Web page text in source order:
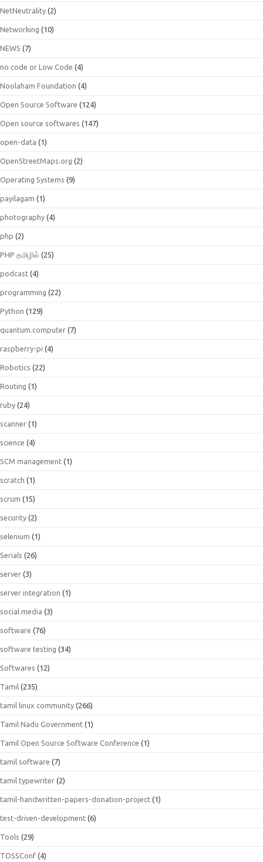
NetNeutrality (2)
Networking (10)
NEWS (7)
no code or Low Code (4)
Noolaham Foundation (4)
Open Source Software (124)
Open source softwares (147)
open-data (1)
OpenStreetMaps.org (2)
Operating Systems (9)
payilagam (1)
photography (4)
php (2)
PHP தமிழில் (25)
podcast (4)
programming (22)
Python (129)
quantum.computer (7)
raspberry-pi (4)
Robotics (22)
Routing (1)
ruby (24)
scanner (1)
science (4)
SCM management (1)
scratch (1)
scrum (15)
security (2)
selenium (1)
Serials (26)
server (3)
server integration (1)
social media (3)
software (76)
software testing (34)
Softwares (12)
Tamil (235)
tamil linux community (266)
Tamil Nadu Government (1)
Tamil Open Source Software Conference (1)
tamil software (7)
tamil typewriter (2)
tamil-handwritten-papers-donation-project (1)
test-driven-development (6)
Tools (29)
TOSSConf (4)